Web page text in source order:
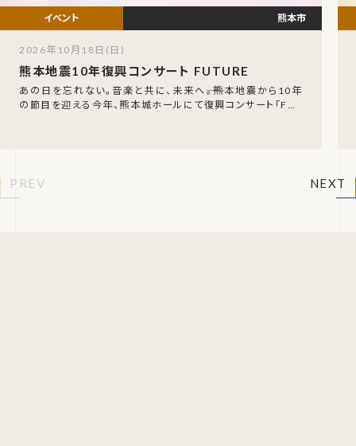
熊本地震10年復興コンサート FUTURE
あの日を忘れない。音楽と共に、未来へ――。熊本地震から10年
の節目を迎える今年、熊本城ホールにて復興コンサート「FUT
熊本市
2026年10月18日(日)
PREV NEXT